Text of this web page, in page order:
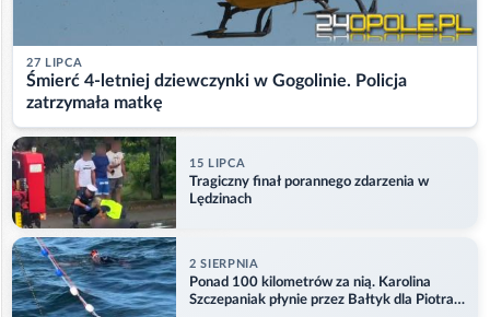
27 LIPCA
Śmierć 4-letniej dziewczynki w Gogolinie. Policja
zatrzymała matkę
15 LIPCA
Tragiczny finał porannego zdarzenia w
Lędzinach
2 SIERPNIA
Ponad 100 kilometrów za nią. Karolina
Szczepaniak płynie przez Bałtyk dla Piotra.